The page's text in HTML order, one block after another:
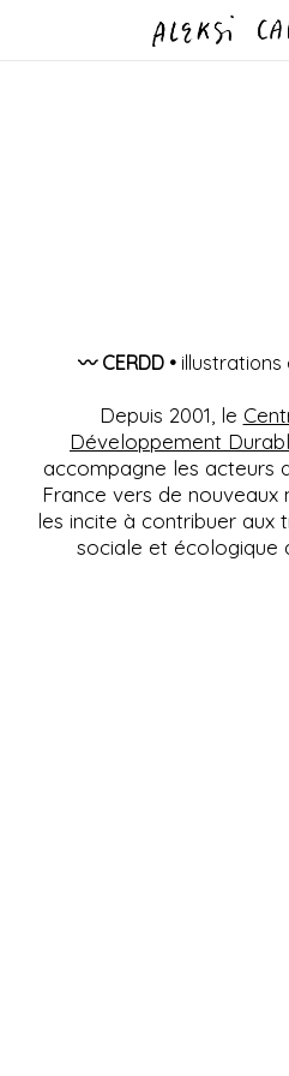
〰️ CERDD • illustrations
Depuis 2001, le
Développement
accompagne les acteurs
France vers de
les incite à contribuer aux
sociale et écologique